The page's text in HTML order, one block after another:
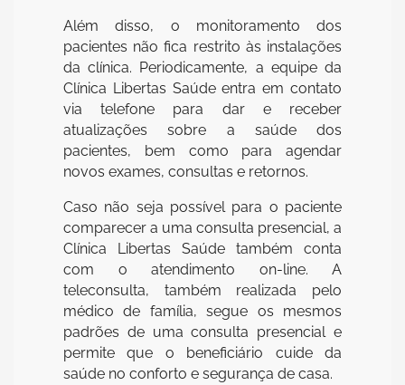
Além disso, o monitoramento dos
pacientes não fica restrito às instalações
da clínica. Periodicamente, a equipe da
Clínica Libertas Saúde entra em contato
via telefone para dar e receber
atualizações sobre a saúde dos
pacientes, bem como para agendar
novos exames, consultas e retornos.
Caso não seja possível para o paciente
comparecer a uma consulta presencial, a
Clínica Libertas Saúde também conta
com o atendimento on-line. A
teleconsulta, também realizada pelo
médico de família, segue os mesmos
padrões de uma consulta presencial e
permite que o beneficiário cuide da
saúde no conforto e segurança de casa.